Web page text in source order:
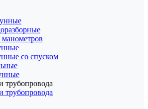
со спуском
трубопровода
трубопровода